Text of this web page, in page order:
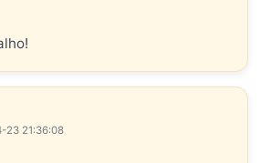
23 21:36:08